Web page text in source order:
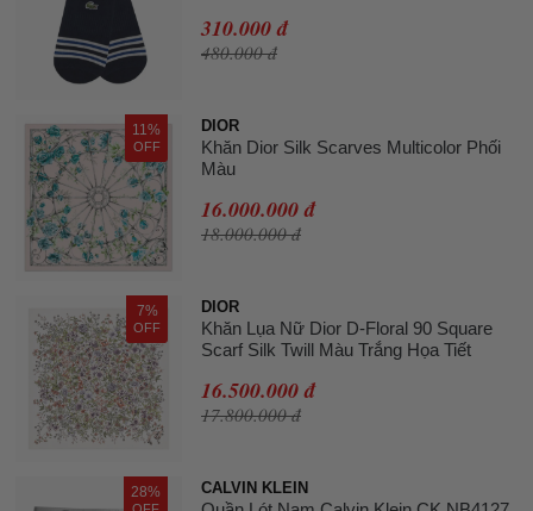
310.000 đ
480.000 đ
11%
OFF
DIOR
Khăn Dior Silk Scarves Multicolor Phối
Màu
16.000.000 đ
18.000.000 đ
7%
OFF
DIOR
Khăn Lụa Nữ Dior D-Floral 90 Square
Scarf Silk Twill Màu Trắng Họa Tiết
16.500.000 đ
17.800.000 đ
28% CALVIN KLEIN